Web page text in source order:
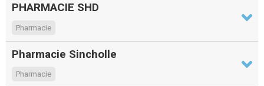
PHARMACIE SHD
Pharmacie
Pharmacie Sincholle
Pharmacie